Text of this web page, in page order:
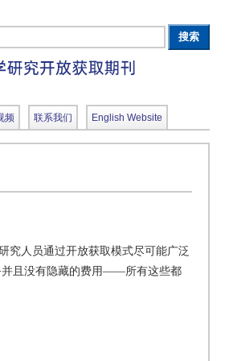
频 联系我们 English Website
究人员通过开放获取模式尽可能广泛
并且没有隐藏的费用——所有这些都